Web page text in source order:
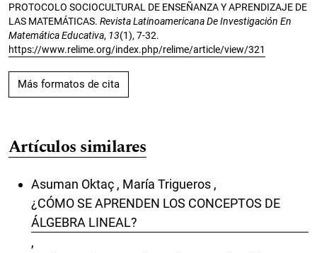
PROTOCOLO SOCIOCULTURAL DE ENSEÑANZA Y APRENDIZAJE DE
LAS MATEMÁTICAS. Revista Latinoamericana De Investigación En
Matemática Educativa, 13(1), 7-32.
https://www.relime.org/index.php/relime/article/view/321
Más formatos de cita
Artículos similares
Asuman Oktaç , María Trigueros ,
¿CÓMO SE APRENDEN LOS CONCEPTOS DE
ÁLGEBRA LINEAL?
,